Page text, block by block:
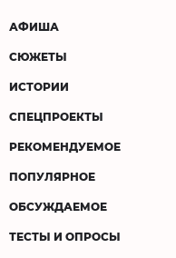
АФИША
СЮЖЕТЫ
ИСТОРИИ
СПЕЦПРОЕКТЫ
РЕКОМЕНДУЕМОЕ
ПОПУЛЯРНОЕ
ОБСУЖДАЕМОЕ
ТЕСТЫ И ОПРОСЫ